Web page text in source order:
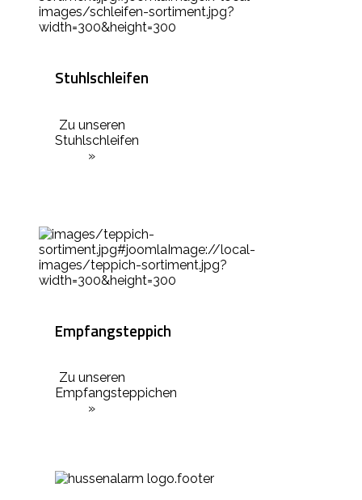
Stuhlschleifen
Zu unseren
Stuhlschleifen
»
Empfangsteppich
Zu unseren
Empfangsteppichen
»